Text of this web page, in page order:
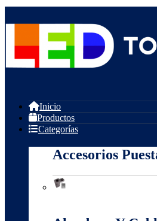
Inicio
Productos
Categorías
Accesorios